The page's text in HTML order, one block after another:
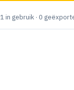
1 in gebruik · 0